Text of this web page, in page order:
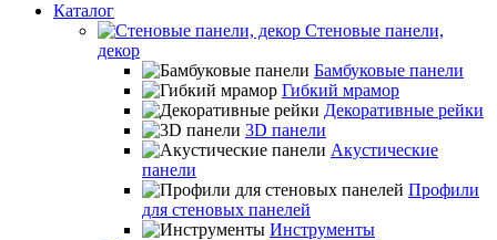
Каталог
Стеновые панели,
декор
Бамбуковые панели
Гибкий мрамор
Декоративные рейки
3D панели
Акустические
панели
Профили
для стеновых панелей
Инструменты